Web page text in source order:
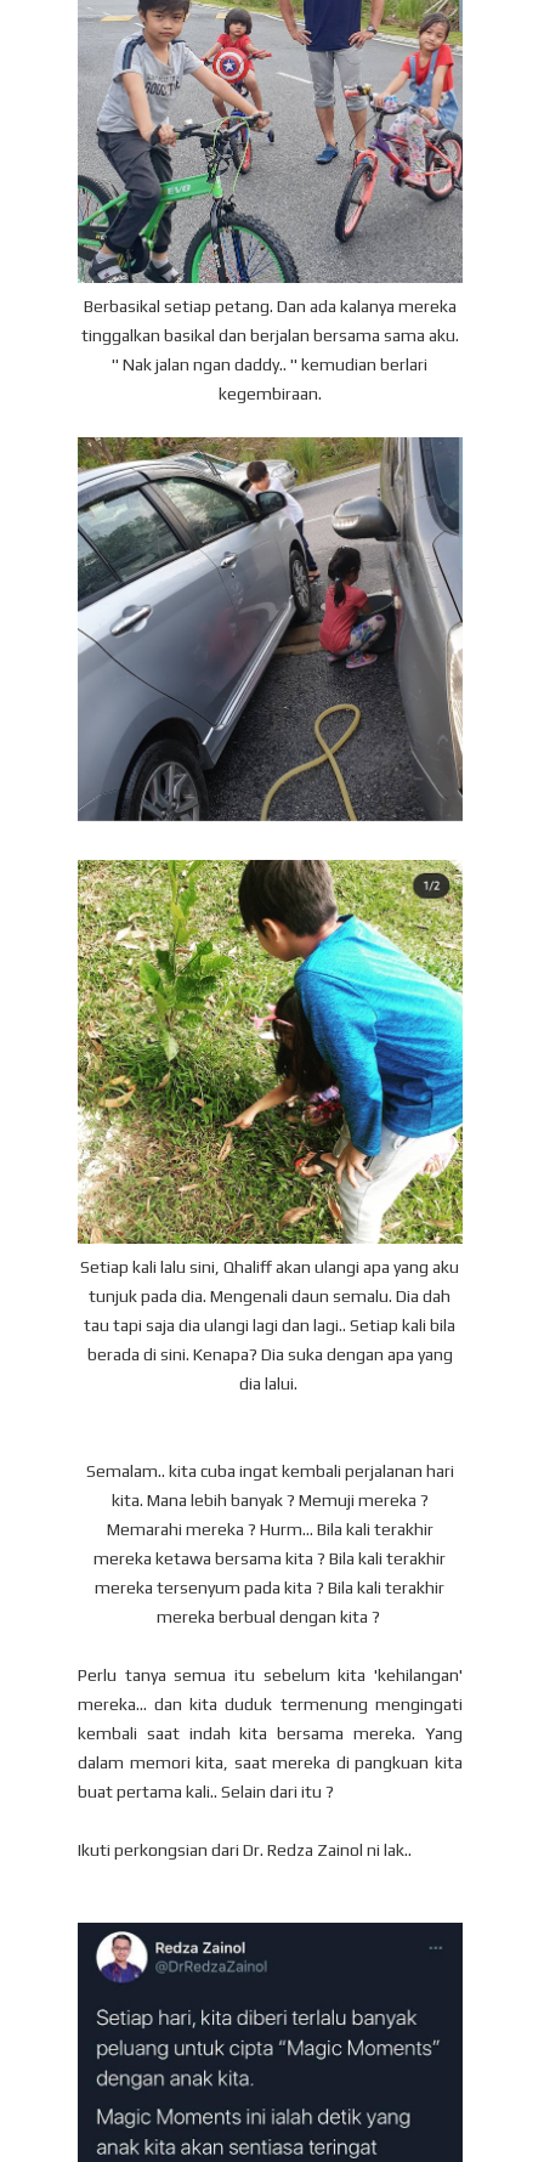
Berbasikal setiap petang. Dan ada kalanya mereka
tinggalkan basikal dan berjalan bersama sama aku.
" Nak jalan ngan daddy.. " kemudian berlari
kegembiraan.
Setiap kali lalu sini, Qhaliff akan ulangi apa yang aku
tunjuk pada dia. Mengenali daun semalu. Dia dah
tau tapi saja dia ulangi lagi dan lagi.. Setiap kali bila
berada di sini. Kenapa? Dia suka dengan apa yang
dia lalui.
Semalam.. kita cuba ingat kembali perjalanan hari
kita. Mana lebih banyak ? Memuji mereka ?
Memarahi mereka ? Hurm... Bila kali terakhir
mereka ketawa bersama kita ? Bila kali terakhir
mereka tersenyum pada kita ? Bila kali terakhir
mereka berbual dengan kita ?
Perlu tanya semua itu sebelum kita 'kehilangan'
mereka... dan kita duduk termenung mengingati
kembali saat indah kita bersama mereka. Yang
dalam memori kita, saat mereka di pangkuan kita
buat pertama kali.. Selain dari itu ?
Ikuti perkongsian dari Dr. Redza Zainol ni lak..